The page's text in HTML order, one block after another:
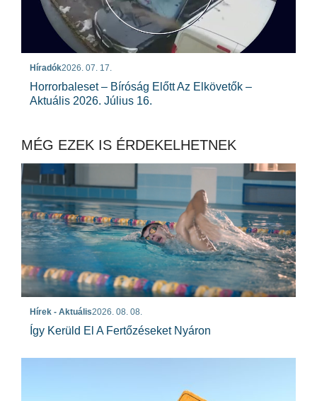
Híradók2026. 07. 17.
Horrorbaleset – Bíróság Előtt Az Elkövetők –
Aktuális 2026. Július 16.
MÉG EZEK IS ÉRDEKELHETNEK
Hírek - Aktuális2026. 08. 08.
Így Kerüld El A Fertőzéseket Nyáron